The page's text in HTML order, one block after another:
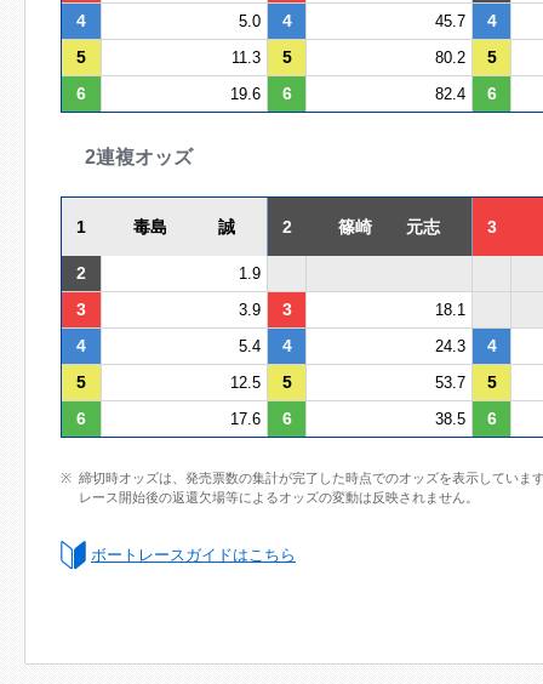
4
5.0 4 45.7
4
5
11.3 5 80.2
5
6
19.6 6 82.4 6
2連複オッズ
1 毒島 誠 2 篠崎 元志 3
2 1.9
3 3.9 3 18.1
4 5.4 4 24.3
4
5
12.5 5 53.7
5
6
17.6 6 38.5 6
締切時オッズは、発売票数の集計が完了した時点でのオッズを表示していま
レース開始後の返還欠場等によるオッズの変動は反映されません。
ボートレースガイドはこちら